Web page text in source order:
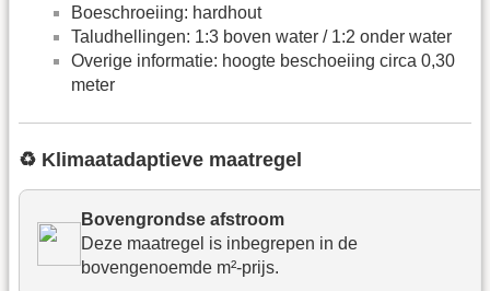
Boeschroeiing: hardhout
Taludhellingen: 1:3 boven water / 1:2 onder water
Overige informatie: hoogte beschoeiing circa 0,30
meter
♻️ Klimaatadaptieve maatregel
Bovengrondse afstroom
Deze maatregel is inbegrepen in de
bovengenoemde m²-prijs.